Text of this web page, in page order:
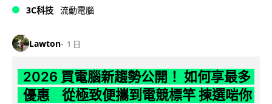
3C科技 流動電腦
Lawton 1 日
2026 買電腦新趨勢公開！ 如何享最多
優惠 從極致便攜到電競標竿 揀選啱你